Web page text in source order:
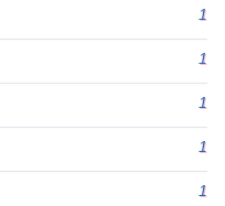
1
1
1
1
1